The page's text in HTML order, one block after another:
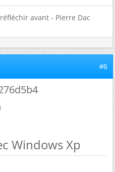
avant - Pierre Dac
#6
Windows Xp